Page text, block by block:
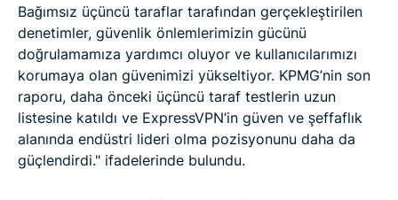
Bağımsız üçüncü taraflar tarafından gerçekleştirilen
denetimler, güvenlik önlemlerimizin gücünü
doğrulamamıza yardımcı oluyor ve kullanıcılarımızı
korumaya olan güvenimizi yükseltiyor. KPMG’nin son
raporu, daha önceki üçüncü taraf testlerin uzun
listesine katıldı ve ExpressVPN’in güven ve şeffaflık
alanında endüstri lideri olma pozisyonunu daha da
güçlendirdi." ifadelerinde bulundu.